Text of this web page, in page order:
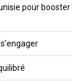
pour booster